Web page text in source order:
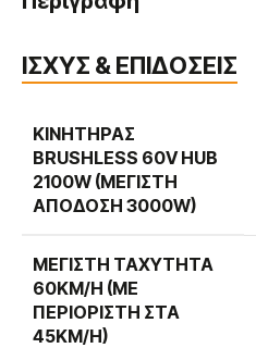
ΙΣΧΥΣ & ΕΠΙΔΟΣΕΙΣ
ΚΙΝΗΤΉΡΑΣ
BRUSHLESS 60V HUB
2100W (ΜΈΓΙΣΤΗ
ΑΠΌΔΟΣΗ 3000W)
ΜΈΓΙΣΤΗ ΤΑΧΎΤΗΤΑ
60KM/H (ΜΕ
ΠΕΡΙΟΡΙΣΤΉ ΣΤΑ
45KM/H)